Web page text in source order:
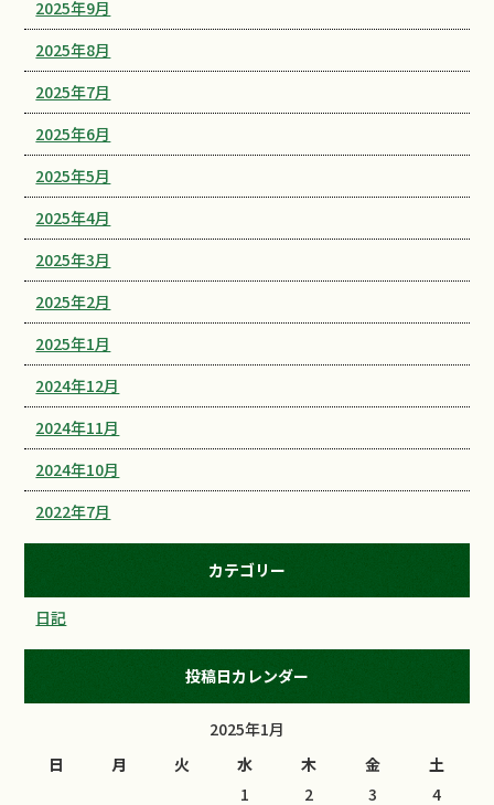
2025年9月
2025年8月
2025年7月
2025年6月
2025年5月
2025年4月
2025年3月
2025年2月
2025年1月
2024年12月
2024年11月
2024年10月
2022年7月
カテゴリー
日記
投稿日カレンダー
2025年1月
日
月 火 水 木 金
土
1
2 3 4